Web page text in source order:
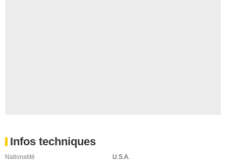
Infos techniques
Nationalité
U.S.A.